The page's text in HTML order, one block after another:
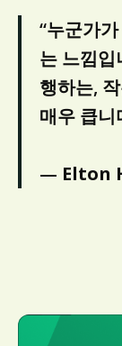
“누군가
는 느낌
행하는,
매우 큽니
— Elton